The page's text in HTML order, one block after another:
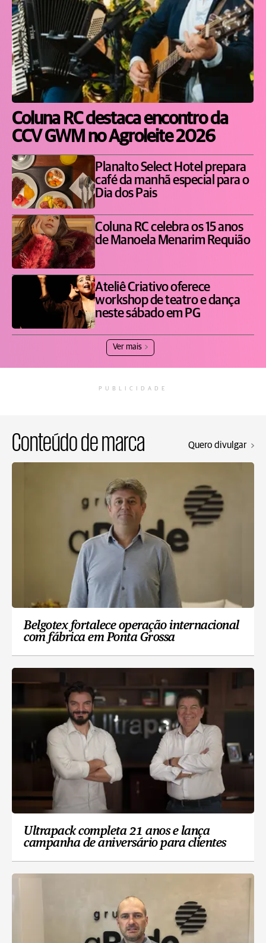
Coluna RC destaca encontro da
CCV GWM no Agroleite 2026
Planalto Select Hotel prepara
café da manhã especial para o
Dia dos Pais
Coluna RC celebra os 15 anos
de Manoela Menarim Requião
Ateliê Criativo oferece
workshop de teatro e dança
neste sábado em PG
Ver mais
PUBLICIDADE
Conteúdo de marca Quero divulgar
Belgotex fortalece operação internacional
com fábrica em Ponta Grossa
Ultrapack completa 21 anos e lança
campanha de aniversário para clientes